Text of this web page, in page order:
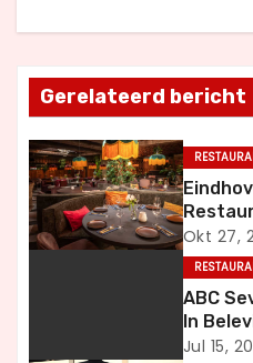
t
n
a
v
i
Gerelateerd bericht
en
Okt 27,
ABC
In
Jul 15,